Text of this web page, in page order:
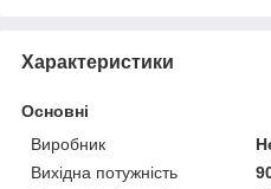
Характеристики
Основні
Виробник
Вихідна потужність